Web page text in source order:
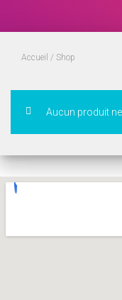
Accueil / Shop
Aucun produit